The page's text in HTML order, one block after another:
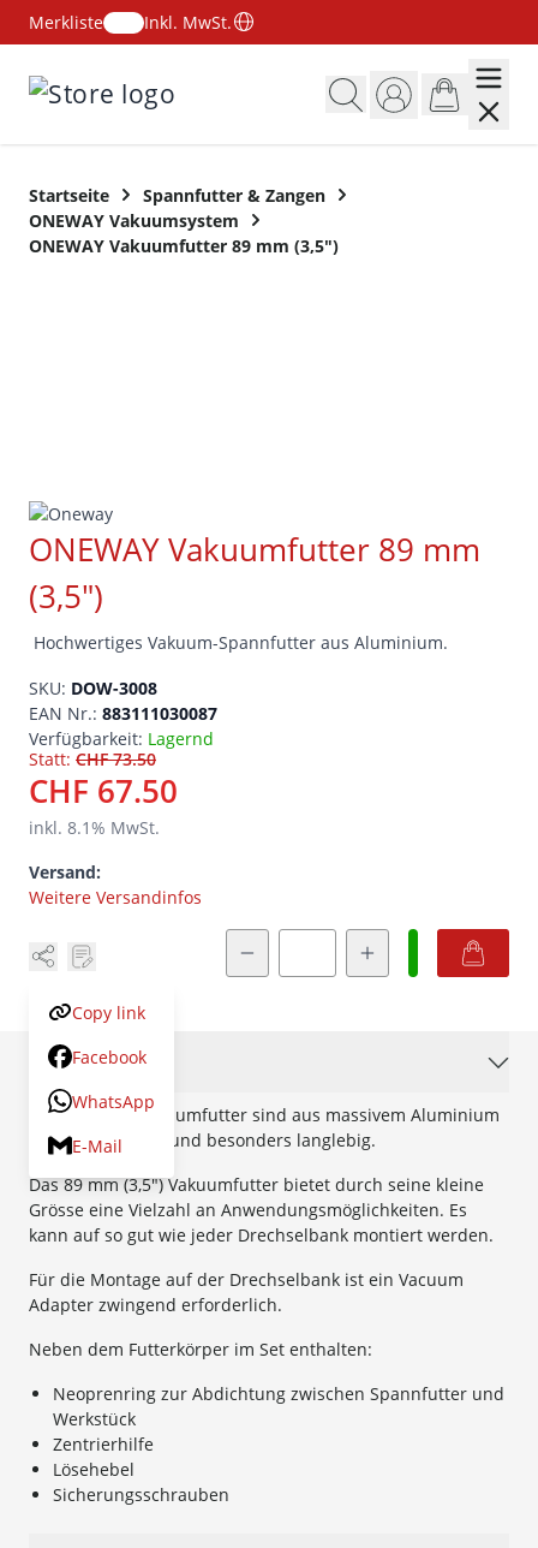
Merkliste
Inkl. MwSt.
Startseite
Spannfutter & Zangen
ONEWAY Vakuumsystem
ONEWAY Vakuumfutter 89 mm (3,5")
ONEWAY Vakuumfutter 89 mm
(3,5")
Hochwertiges Vakuum-Spannfutter aus Aluminium.
SKU: DOW-3008
EAN Nr.: 883111030087
Verfügbarkeit: Lagernd
Statt: CHF 73.50
CHF 67.50
inkl. 8.1% MwSt.
Versand:
Weitere Versandinfos
Copy link
Facebook
WhatsApp
E-Mail
Beschreibung
Die ONEWAY Vakuumfutter sind aus massivem Aluminium
gefertigt, rostfrei und besonders langlebig.
Das 89 mm (3,5") Vakuumfutter bietet durch seine kleine
Grösse eine Vielzahl an Anwendungsmöglichkeiten. Es
kann auf so gut wie jeder Drechselbank montiert werden.
Für die Montage auf der Drechselbank ist ein Vacuum
Adapter zwingend erforderlich.
Neben dem Futterkörper im Set enthalten:
Neoprenring zur Abdichtung zwischen Spannfutter und
Werkstück
Zentrierhilfe
Lösehebel
Sicherungsschrauben